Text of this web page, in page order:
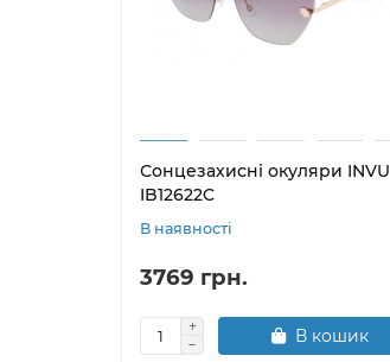
Сонцезахисні окуляри INVU
IB12622C
В наявності
3769 грн.
В кошик